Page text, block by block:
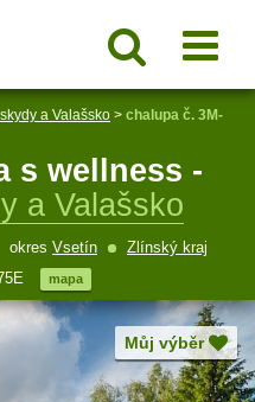
a Valašsko > chalupa č. 3M-
s wellness -
a Valašsko
okres Vsetín
Zlínský kraj
mapa
Můj výběr